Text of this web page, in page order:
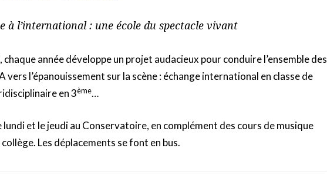
à l’international : une école du spectacle vivant
, chaque année développe un projet audacieux pour conduire l’ensemble des
vers l’épanouissement sur la scène : échange international en classe de
en 3ème…
lundi et le jeudi au Conservatoire, en complément des cours de musique
Les déplacements se font en bus.